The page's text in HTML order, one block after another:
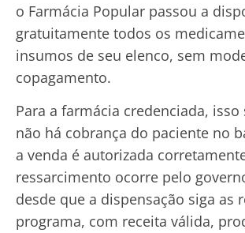
o Farmácia Popular passou a
gratuitamente todos os
insumos de seu elenco, sem
copagamento.
Para a farmácia credenciada,
não há cobrança do paciente no
a venda é autorizada
ressarcimento ocorre pelo
desde que a dispensação siga as
programa, com receita válida,